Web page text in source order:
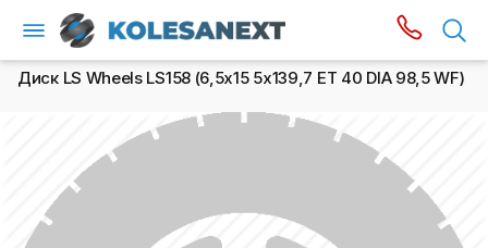
Диск LS Wheels LS158 (6,5х15 5x139,7 ET 40 DIA 98,5 WF)